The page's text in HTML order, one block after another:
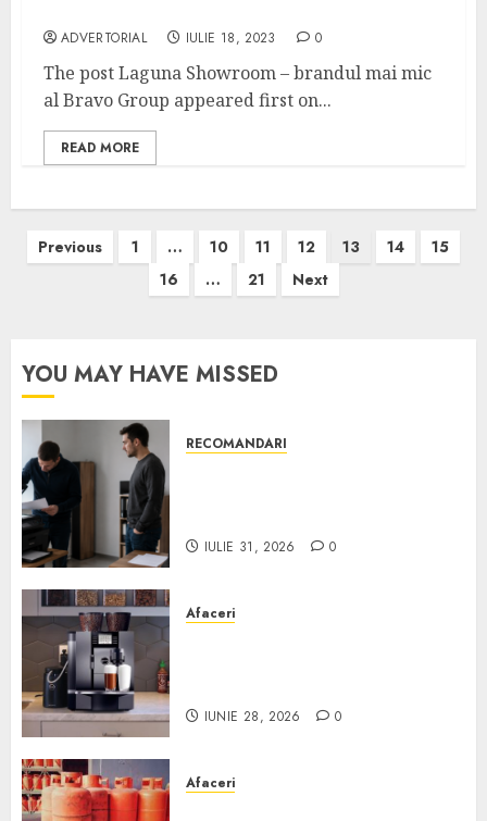
ADVERTORIAL IULIE 18, 2023 0
The post Laguna Showroom – brandul mai mic
al Bravo Group appeared first on...
READ MORE
Paginație
Previous 1 … 10 11 12 13 14
15
16
… 21 Next
YOU MAY HAVE MISSED
RECOMANDARI
IULIE 31, 2026 0
Afaceri
IUNIE 28, 2026 0
Afaceri